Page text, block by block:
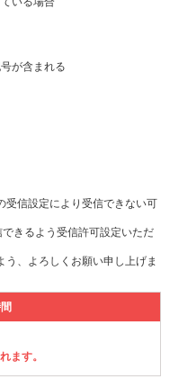
が含まれる
受信設定により受信できない可
きるよう受信許可設定いただ
、よろしくお願い申し上げま
ます。